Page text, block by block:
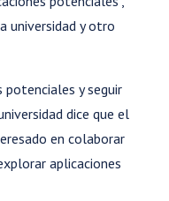
universidad y otro
potenciales y seguir
dice que el
en colaborar
aplicaciones